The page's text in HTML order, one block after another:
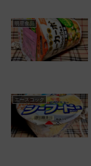
明星食品
エースコック